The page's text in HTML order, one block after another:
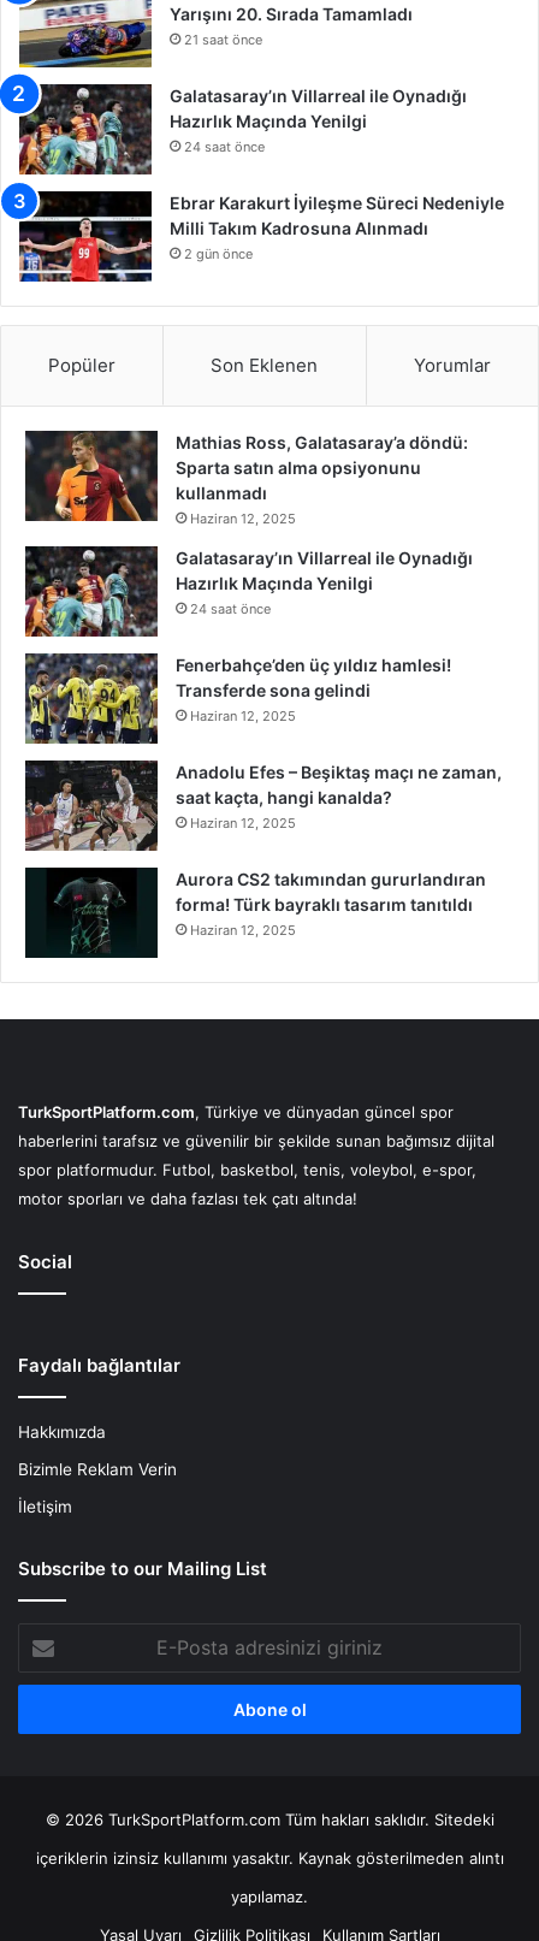
Yarışını 20. Sırada Tamamladı
21 saat önce
Galatasaray’ın Villarreal ile Oynadığı
Hazırlık Maçında Yenilgi
24 saat önce
Ebrar Karakurt İyileşme Süreci Nedeniyle
Milli Takım Kadrosuna Alınmadı
2 gün önce
Popüler Son Eklenen Yorumlar
Mathias Ross, Galatasaray’a döndü:
Sparta satın alma opsiyonunu
kullanmadı
Haziran 12, 2025
Galatasaray’ın Villarreal ile Oynadığı
Hazırlık Maçında Yenilgi
24 saat önce
Fenerbahçe’den üç yıldız hamlesi!
Transferde sona gelindi
Haziran 12, 2025
Anadolu Efes – Beşiktaş maçı ne zaman,
saat kaçta, hangi kanalda?
Haziran 12, 2025
Aurora CS2 takımından gururlandıran
forma! Türk bayraklı tasarım tanıtıldı
Haziran 12, 2025
TurkSportPlatform.com, Türkiye ve dünyadan güncel spor
haberlerini tarafsız ve güvenilir bir şekilde sunan bağımsız dijital
spor platformudur. Futbol, basketbol, tenis, voleybol, e-spor,
motor sporları ve daha fazlası tek çatı altında!
Social
Faydalı bağlantılar
Hakkımızda
Bizimle Reklam Verin
İletişim
Subscribe to our Mailing List
Posta
adresinizi
© 2026 TurkSportPlatform.com Tüm hakları saklıdır. Sitedeki
içeriklerin izinsiz kullanımı yasaktır. Kaynak gösterilmeden alıntı
yapılamaz.
Yasal Uyarı
Gizlilik Politikası Kullanım Şartları